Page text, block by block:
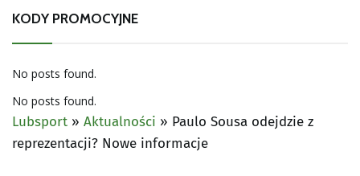
KODY PROMOCYJNE
No posts found.
No posts found.
Lubsport » Aktualności » Paulo Sousa odejdzie z
reprezentacji? Nowe informacje